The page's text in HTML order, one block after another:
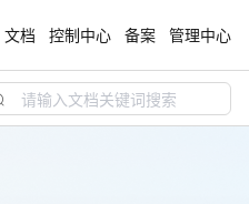
文档 控制中心 备案 管理中心